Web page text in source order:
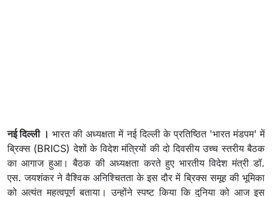
नई दिल्ली । भारत की अध्यक्षता में नई दिल्ली के प्रतिष्ठित 'भारत मंडपम' में
ब्रिक्स (BRICS) देशों के विदेश मंत्रियों की दो दिवसीय उच्च स्तरीय बैठक
का आगाज हुआ। बैठक की अध्यक्षता करते हुए भारतीय विदेश मंत्री डॉ.
एस. जयशंकर ने वैश्विक अनिश्चितता के इस दौर में ब्रिक्स समूह की भूमिका
को अत्यंत महत्वपूर्ण बताया। उन्होंने स्पष्ट किया कि दुनिया को आज इस